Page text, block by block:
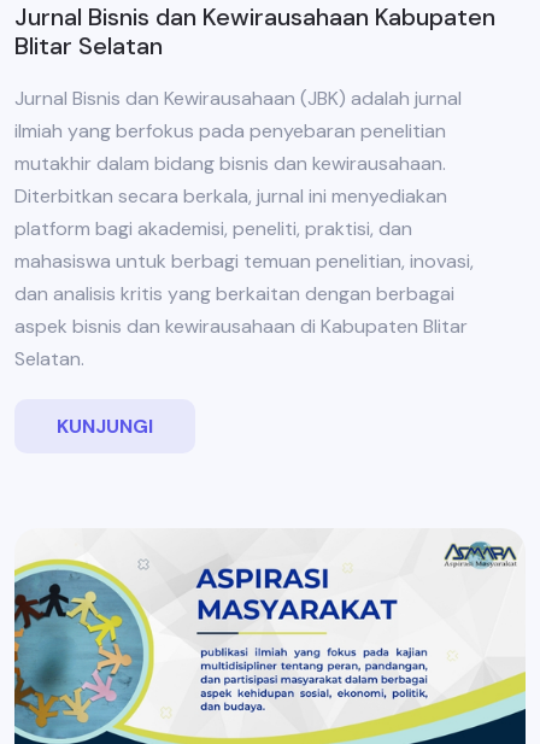
Jurnal Bisnis dan Kewirausahaan Kabupaten
Blitar Selatan
Jurnal Bisnis dan Kewirausahaan (JBK) adalah jurnal
ilmiah yang berfokus pada penyebaran penelitian
mutakhir dalam bidang bisnis dan kewirausahaan.
Diterbitkan secara berkala, jurnal ini menyediakan
platform bagi akademisi, peneliti, praktisi, dan
mahasiswa untuk berbagi temuan penelitian, inovasi,
dan analisis kritis yang berkaitan dengan berbagai
aspek bisnis dan kewirausahaan di Kabupaten Blitar
Selatan.
KUNJUNGI